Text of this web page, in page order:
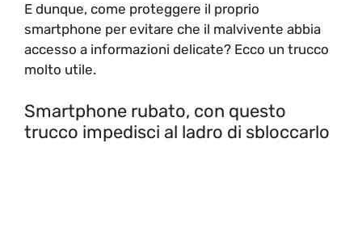
E dunque, come proteggere il proprio
smartphone per evitare che il malvivente abbia
accesso a informazioni delicate? Ecco un trucco
molto utile.
Smartphone rubato, con questo
trucco impedisci al ladro di sbloccarlo